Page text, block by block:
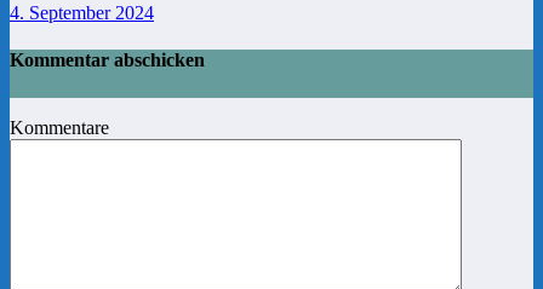
4. September 2024
Kommentar abschicken
Kommentare